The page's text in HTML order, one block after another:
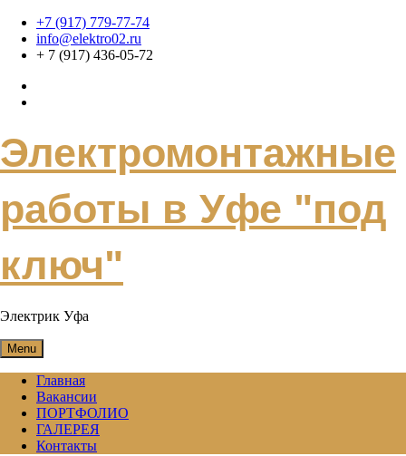
Skip
content
+7 (917) 779-77-74
info@elektro02.ru
+ 7 (917) 436-05-72
Электромонтажные
работы в Уфе "под
ключ"
Электрик Уфа
Menu
Главная
Вакансии
ПОРТФОЛИО
ГАЛЕРЕЯ
Контакты